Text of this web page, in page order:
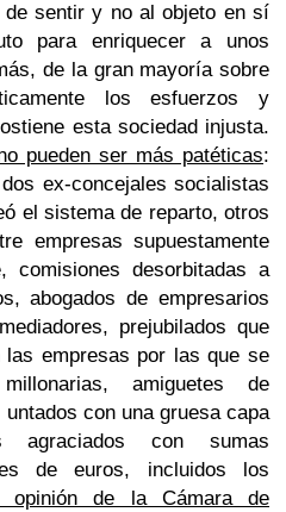
de sentir y no al objeto en sí
para enriquecer a unos
de la gran mayoría sobre
los esfuerzos y
esta sociedad injusta.
pueden ser más patéticas:
ex-concejales socialistas
el sistema de reparto, otros
empresas supuestamente
desorbitadas a
abogados de empresarios
prejubilados que
las empresas por las que se
amiguetes de
con una gruesa capa
agraciados con sumas
de euros, incluidos los
opinión de la Cámara de